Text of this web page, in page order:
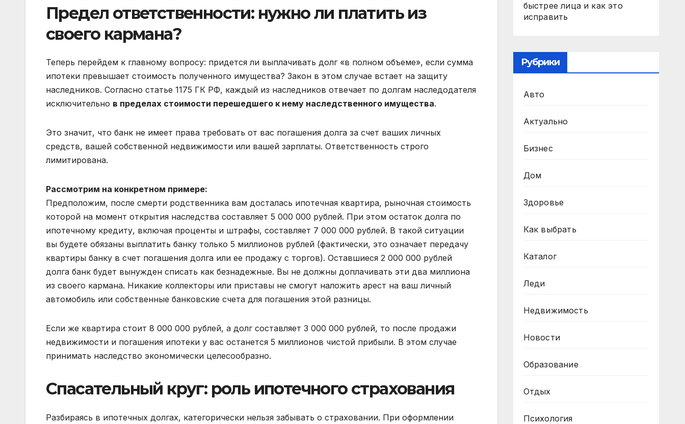
Предел ответственности: нужно ли платить из
своего кармана?
Теперь перейдем к главному вопросу: придется ли выплачивать долг «в полном объеме», если сумма
ипотеки превышает стоимость полученного имущества? Закон в этом случае встает на защиту
наследников. Согласно статье 1175 ГК РФ, каждый из наследников отвечает по долгам наследодателя
исключительно в пределах стоимости перешедшего к нему наследственного имущества.
Это значит, что банк не имеет права требовать от вас погашения долга за счет ваших личных
средств, вашей собственной недвижимости или вашей зарплаты. Ответственность строго
лимитирована.
Рассмотрим на конкретном примере:
Предположим, после смерти родственника вам досталась ипотечная квартира, рыночная стоимость
которой на момент открытия наследства составляет 5 000 000 рублей. При этом остаток долга по
ипотечному кредиту, включая проценты и штрафы, составляет 7 000 000 рублей. В такой ситуации
вы будете обязаны выплатить банку только 5 миллионов рублей (фактически, это означает передачу
квартиры банку в счет погашения долга или ее продажу с торгов). Оставшиеся 2 000 000 рублей
долга банк будет вынужден списать как безнадежные. Вы не должны доплачивать эти два миллиона
из своего кармана. Никакие коллекторы или приставы не смогут наложить арест на ваш личный
автомобиль или собственные банковские счета для погашения этой разницы.
Если же квартира стоит 8 000 000 рублей, а долг составляет 3 000 000 рублей, то после продажи
недвижимости и погашения ипотеки у вас останется 5 миллионов чистой прибыли. В этом случае
принимать наследство экономически целесообразно.
Спасательный круг: роль ипотечного страхования
Разбираясь в ипотечных долгах, категорически нельзя забывать о страховании. При оформлении
быстрее лица и как это
исправить
Рубрики
Авто
Актуально
Бизнес
Дом
Здоровье
Как выбрать
Каталог
Леди
Недвижимость
Новости
Образование
Отдых
Психология